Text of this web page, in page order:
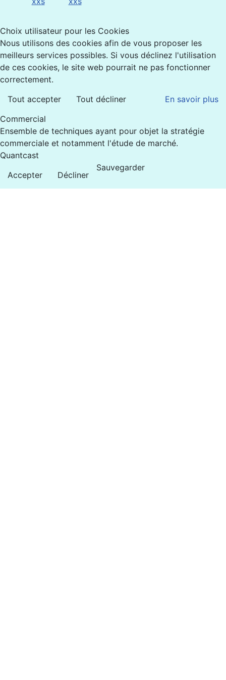
Choix utilisateur pour les Cookies
Nous utilisons des cookies afin de vous proposer les
meilleurs services possibles. Si vous déclinez l'utilisation
de ces cookies, le site web pourrait ne pas fonctionner
correctement.
Tout accepter
Tout décliner
En savoir plus
Commercial
Ensemble de techniques ayant pour objet la stratégie
commerciale et notamment l'étude de marché.
Quantcast
Accepter
Décliner
Sauvegarder